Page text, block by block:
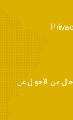
حال من الأحوال عن